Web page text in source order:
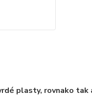
plasty, rovnako